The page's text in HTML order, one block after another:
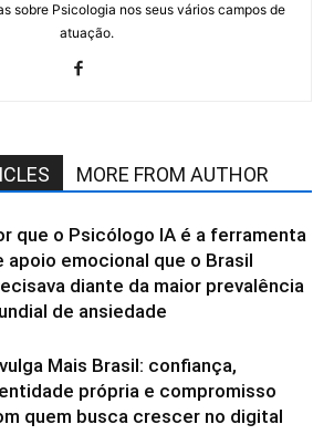
sobre Psicologia nos seus vários campos de
atuação.
MORE FROM AUTHOR
que o Psicólogo IA é a ferramenta
apoio emocional que o Brasil
diante da maior prevalência
de ansiedade
Mais Brasil: confiança,
própria e compromisso
quem busca crescer no digital